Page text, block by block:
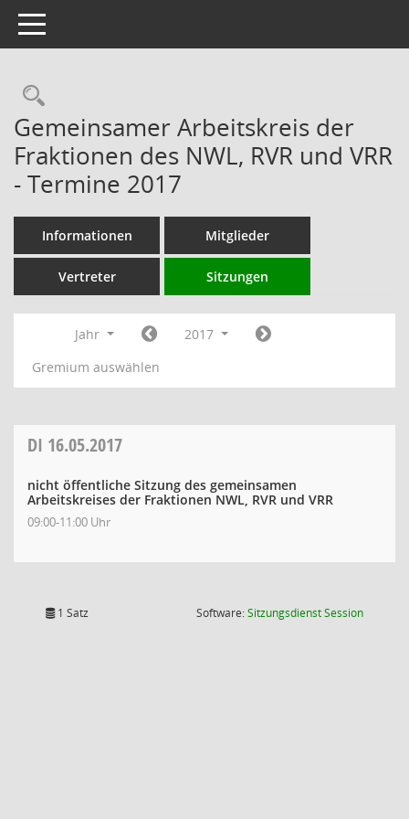
Toggle navigation
Rechercheauswahl
Gemeinsamer Arbeitskreis der
Fraktionen des NWL, RVR und VRR
- Termine 2017
Informationen Mitglieder
Vertreter Sitzungen
Jahr
2017
Gremium auswählen
DI 16.05.2017
nicht öffentliche Sitzung des gemeinsamen
Arbeitskreises der Fraktionen NWL, RVR und VRR
09:00-11:00 Uhr
1 Satz Software:SitzungsdienstSession(Wird in